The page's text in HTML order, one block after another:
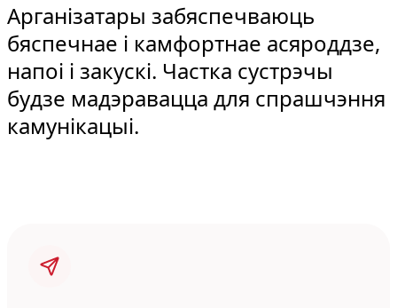
Арганізатары забяспечваюць
бяспечнае і камфортнае асяроддзе,
напоі і закускі. Частка сустрэчы
будзе мадэравацца для спрашчэння
камунікацыі.